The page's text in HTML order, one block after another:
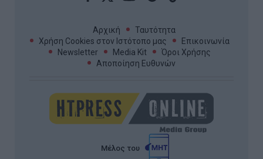
Αρχική
Ταυτότητα
Χρήση Cookies στον Ιστότοπο μας
Επικοινωνία
Newsletter
Media Kit
Όροι Χρήσης
Αποποίηση Ευθυνών
Μέλος του